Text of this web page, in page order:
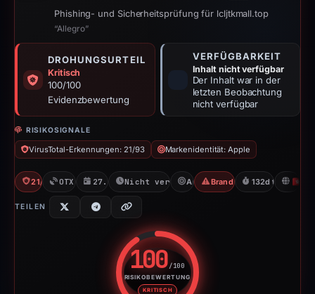
Phishing- und Sicherheitsprüfung für lcljtkmall.top
“Allegro”
DROHUNGSURTEIL
Kritisch
100/100
Evidenzbewertung
VERFÜGBARKEIT
Inhalt nicht verfügbar
Der Inhalt war in der
letzten Beobachtung
nicht verfügbar
RISIKOSIGNALE
VirusTotal-Erkennungen: 21/93 Markenidentität: Apple
21/93 VTOTX: 2 refs27.12.2025Nicht verfügbar seit 08.05.2026
AppleBrand Impersonation
132d to
TEILEN
100/100
RISIKOBEWERTUNG
KRITISCH
Risikobewertung: 100 von